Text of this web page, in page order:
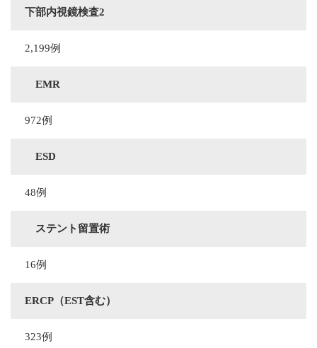
下部内視鏡検査2
2,199例
EMR
972例
ESD
48例
ステント留置術
16例
ERCP（EST含む）
323例